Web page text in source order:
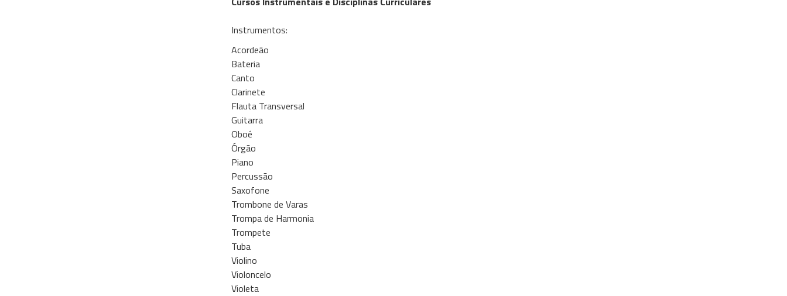
Instrumentos:
Acordeão
Bateria
Canto
Clarinete
Flauta Transversal
Guitarra
Oboé
Órgão
Piano
Percussão
Saxofone
Trombone de Varas
Trompa de Harmonia
Trompete
Tuba
Violino
Violoncelo
Violeta